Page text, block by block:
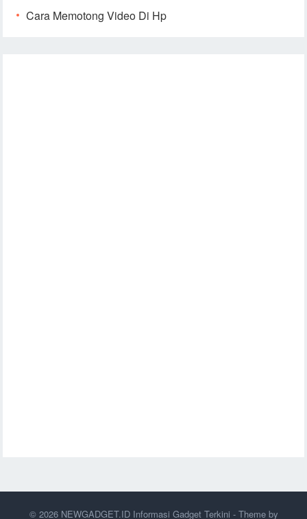
Cara Memotong Video Di Hp
© 2026 NEWGADGET.ID Informasi Gadget Terkini - Theme by